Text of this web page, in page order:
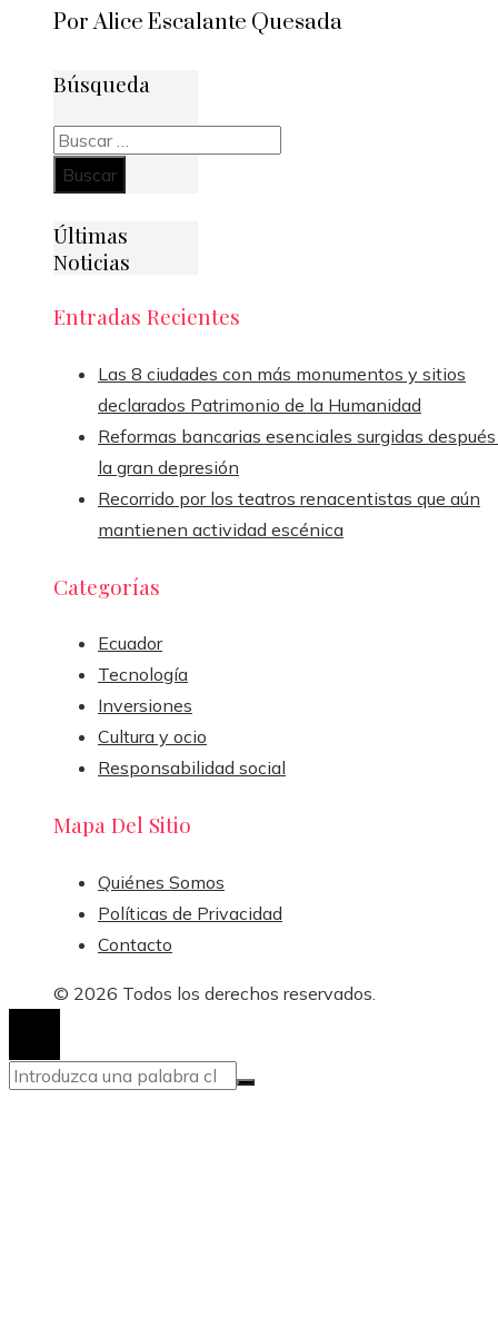
Por Alice Escalante Quesada
Búsqueda
Buscar:
Últimas
Noticias
Entradas Recientes
Las 8 ciudades con más monumentos y sitios
declarados Patrimonio de la Humanidad
Reformas bancarias esenciales surgidas
la gran depresión
Recorrido por los teatros renacentistas que aún
mantienen actividad escénica
Categorías
Ecuador
Tecnología
Inversiones
Cultura y ocio
Responsabilidad social
Mapa Del Sitio
Quiénes Somos
Políticas de Privacidad
Contacto
© 2026 Todos los derechos reservados.